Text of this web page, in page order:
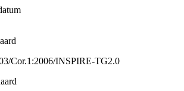
Cor.1:2006/INSPIRE-TG2.0